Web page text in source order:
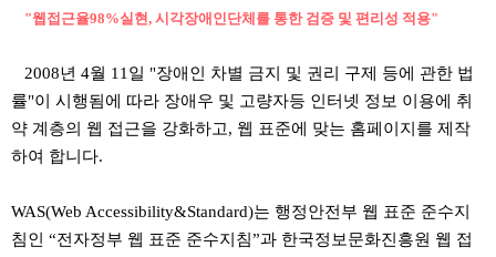
"웹접근율98%실현, 시각장애인단체를 통한 검증 및 편리성 적용"
2008년 4월 11일 "장애인 차별 금지 및 권리 구제 등에 관한 법
률"이 시행됨에 따라 장애우 및 고량자등 인터넷 정보 이용에 취
약 계층의 웹 접근을 강화하고, 웹 표준에 맞는 홈페이지를 제작
하여 합니다.
WAS(Web Accessibility&Standard)는 행정안전부 웹 표준 준수지
침인 “전자정부 웹 표준 준수지침”과 한국정보문화진흥원 웹 접